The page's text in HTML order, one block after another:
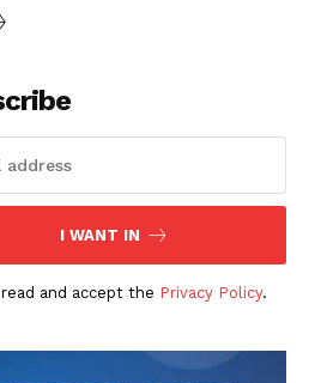
I WANT IN
and accept the Privacy Policy.